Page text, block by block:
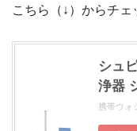
こちら（↓）からチェ
シュ
浄器
携帯ウォ